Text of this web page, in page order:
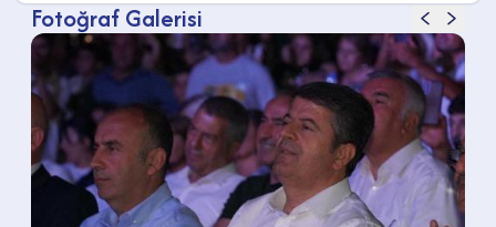
Fotoğraf Galerisi